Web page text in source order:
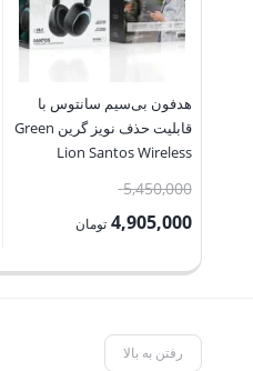
هدفون بی‌سیم سانتوس با
قابلیت حذف نویز گرین Green
Lion Santos Wireless
5,450,000قیمت
اصلی:
بود.
4,905,000 تومان
رفتن به بالا